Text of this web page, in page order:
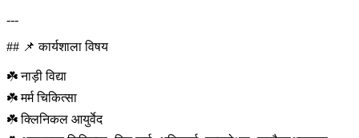
---
## 📌 कार्यशाला विषय
☘️ नाड़ी विद्या
☘️ मर्म चिकित्सा
☘️ क्लिनिकल आयुर्वेद